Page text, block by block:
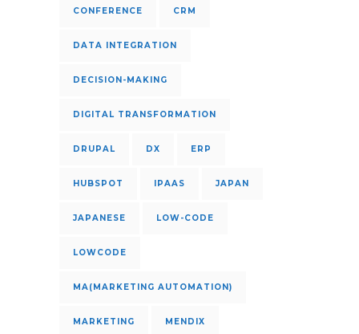
CONFERENCE CRM
DATA INTEGRATION
DECISION-MAKING
DIGITAL TRANSFORMATION
DRUPAL DX ERP
HUBSPOT IPAAS JAPAN
JAPANESE LOW-CODE
LOWCODE
MA(MARKETING AUTOMATION)
MARKETING MENDIX